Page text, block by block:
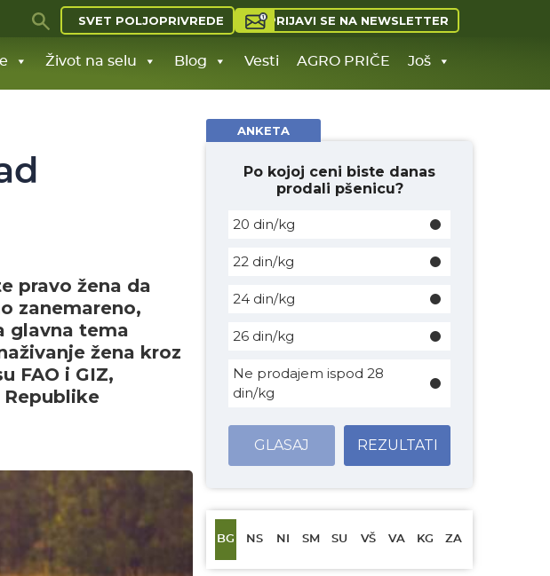
SVET POLJOPRIVREDE PRIJAVI SE NA NEWSLETTER
Život na selu Blog Vesti AGRO PRIČE Još
pravo žena da
zanemareno,
glavna tema
žena kroz
FAO i GIZ,
ANKETA
Po kojoj ceni biste danas
prodali pšenicu?
20 din/kg
22 din/kg
24 din/kg
26 din/kg
Ne prodajem ispod 28
din/kg
GLASAJ REZULTATI
BG NS NI SM SU VŠ VA KG ZA